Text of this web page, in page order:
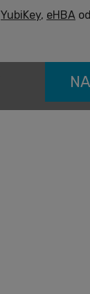
YubiKey, eHBA